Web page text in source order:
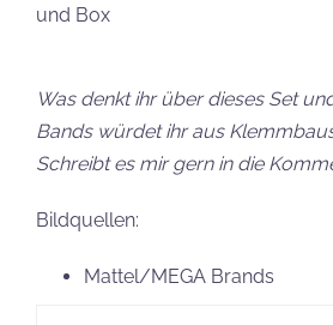
Was denkt ihr über dieses Set
Bands würdet ihr aus
Schreibt es mir gern in die
Bildquellen:
Mattel/MEGA Brands